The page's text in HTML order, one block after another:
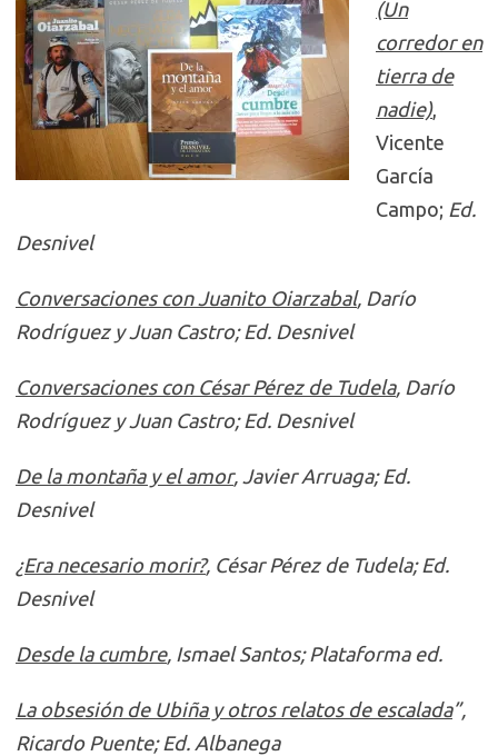
(Un
corredor en
tierra de
nadie),
Vicente
García
Campo; Ed.
Desnivel
Conversaciones con Juanito Oiarzabal, Darío
Rodríguez y Juan Castro; Ed. Desnivel
Conversaciones con César Pérez de Tudela, Darío
Rodríguez y Juan Castro; Ed. Desnivel
De la montaña y el amor, Javier Arruaga; Ed.
Desnivel
¿Era necesario morir?, César Pérez de Tudela; Ed.
Desnivel
Desde la cumbre, Ismael Santos; Plataforma ed.
La obsesión de Ubiña y otros relatos de escalada”,
Ricardo Puente; Ed. Albanega